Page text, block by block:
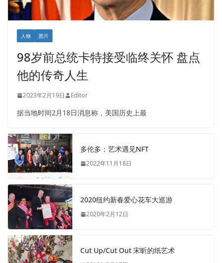
人物 图片
98岁前总统卡特接受临终关怀 盘点
他的传奇人生
2023年2月19日 Editor
据当地时间2月18日消息称，美国历史上最
多伦多：艺术遇见NFT
2022年11月18日
2020纽约新春爱心花车大巡游
2020年2月12日
Cut Up/Cut Out 宋昕的纸艺术